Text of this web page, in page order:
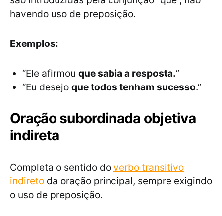
havendo uso de preposição.
Exemplos:
“Ele afirmou que sabia a resposta.”
“Eu desejo que todos tenham sucesso.”
Oração subordinada objetiva
indireta
Completa o sentido do verbo transitivo
indireto da oração principal, sempre exigindo
o uso de preposição.